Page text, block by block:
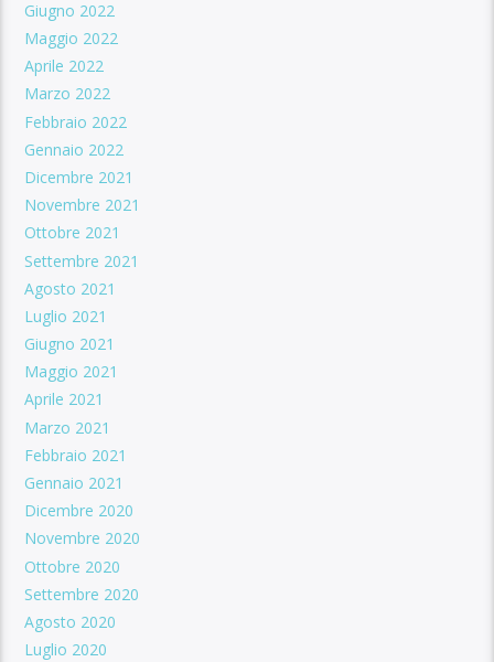
Giugno 2022
Maggio 2022
Aprile 2022
Marzo 2022
Febbraio 2022
Gennaio 2022
Dicembre 2021
Novembre 2021
Ottobre 2021
Settembre 2021
Agosto 2021
Luglio 2021
Giugno 2021
Maggio 2021
Aprile 2021
Marzo 2021
Febbraio 2021
Gennaio 2021
Dicembre 2020
Novembre 2020
Ottobre 2020
Settembre 2020
Agosto 2020
Luglio 2020